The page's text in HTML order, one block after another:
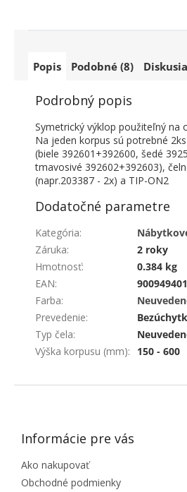
Popis Podobné (8) Diskusia
Podrobný popis
Symetrický výklop použiteľný na
Na jeden korpus sú potrebné
(biele 392601+392600, šedé
tmavosivé 392602+392603),
(napr.203387 - 2x) a TIP-ON2
Dodatočné parametre
Kategória:
Záruka:
2 roky
Hmotnosť:
0.384 kg
EAN:
Farba:
Prevedenie:
Typ čela:
Výška korpusu (mm): 150 - 600
ZÁPÄTIE
Informácie pre vás
Ako nakupovať
Obchodné podmienky